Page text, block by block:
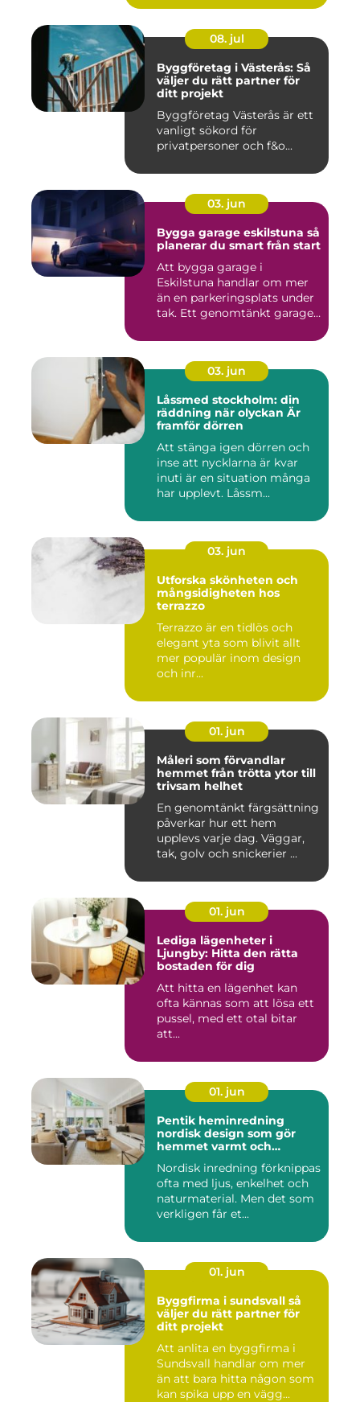
08. jul
Byggföretag i Västerås: Så
väljer du rätt partner för
ditt projekt
Byggföretag Västerås är ett
vanligt sökord för
privatpersoner och f&o...
03. jun
Bygga garage eskilstuna så
planerar du smart från start
Att bygga garage i
Eskilstuna handlar om mer
än en parkeringsplats under
tak. Ett genomtänkt garage
03. jun
Låssmed stockholm: din
räddning när olyckan Är
framför dörren
Att stänga igen dörren och
inse att nycklarna är kvar
inuti är en situation många
har upplevt. Låssm...
03. jun
Utforska skönheten och
mångsidigheten hos
terrazzo
Terrazzo är en tidlös och
elegant yta som blivit allt
mer populär inom design
och inr...
01. jun
Måleri som förvandlar
hemmet från trötta ytor till
trivsam helhet
En genomtänkt färgsättning
påverkar hur ett hem
upplevs varje dag. Väggar,
tak, golv och snickerier ...
01. jun
Lediga lägenheter i
Ljungby: Hitta den rätta
bostaden för dig
Att hitta en lägenhet kan
ofta kännas som att lösa ett
pussel, med ett otal bitar
att...
01. jun
Pentik heminredning
nordisk design som gör
hemmet varmt och
Nordisk inredning förknippas
ofta med ljus, enkelhet och
naturmaterial. Men det som
verkligen får et...
01. jun
Byggfirma i sundsvall så
väljer du rätt partner för
ditt projekt
Att anlita en byggfirma i
Sundsvall handlar om mer
än att bara hitta någon som
kan spika upp en vägg...